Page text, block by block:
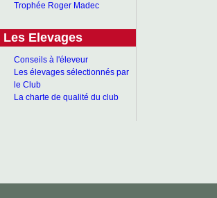
Trophée Roger Madec
Les Elevages
Conseils à l'éleveur
Les élevages sélectionnés par
le Club
La charte de qualité du club